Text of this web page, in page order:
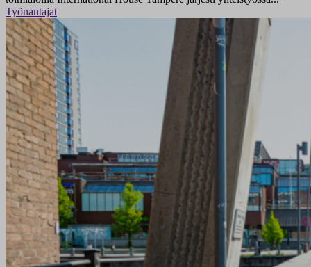
Työnantajat